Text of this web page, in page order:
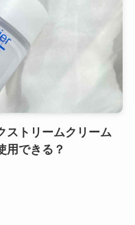
ストリームクリーム
用できる？